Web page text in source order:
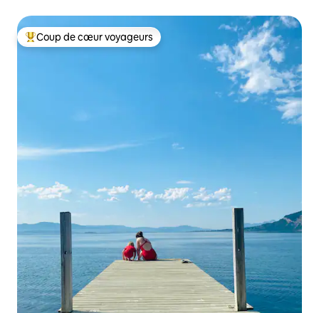
Coups de cœur voyageurs les plus appréciés
Coup de cœur voyageurs